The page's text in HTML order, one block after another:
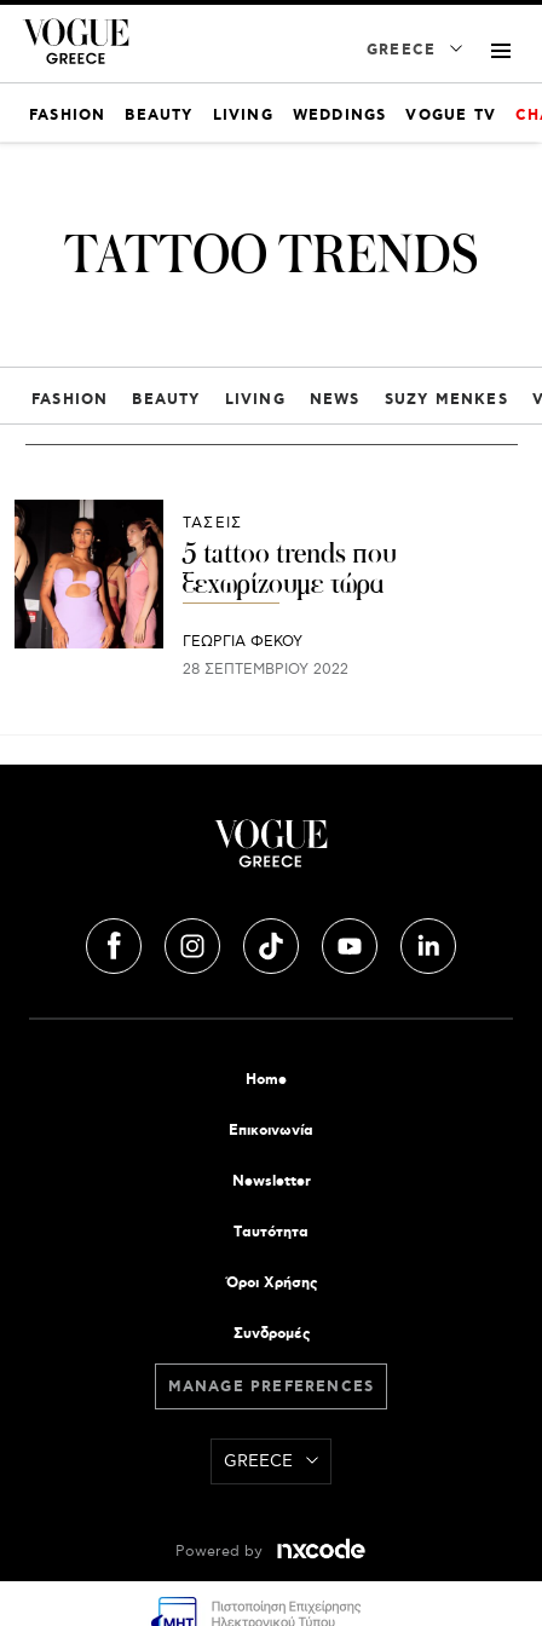
GREECE
FASHION BEAUTY LIVING WEDDINGS VOGUE TV
TATTOO TRENDS
FASHION BEAUTY LIVING NEWS SUZY MENKES
ΤΑΣΕΙΣ
5 tattoo trends που
ξεχωρίζουμε τώρα
ΓΕΩΡΓΙΑ ΦΕΚΟΥ
28 ΣΕΠΤΕΜΒΡΊΟΥ 2022
Home
Επικοινωνία
Newsletter
Tαυτότητα
Όροι Χρήσης
Συνδρομές
MANAGE PREFERENCES
GREECE
Powered by